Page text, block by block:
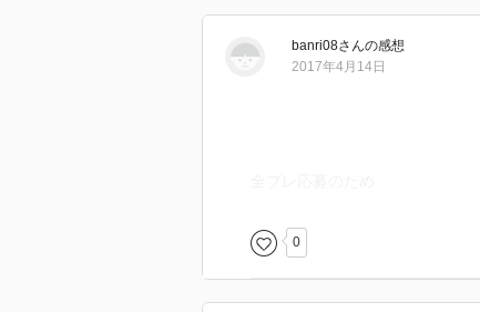
banri08さんの感想
2017年4月14日
0